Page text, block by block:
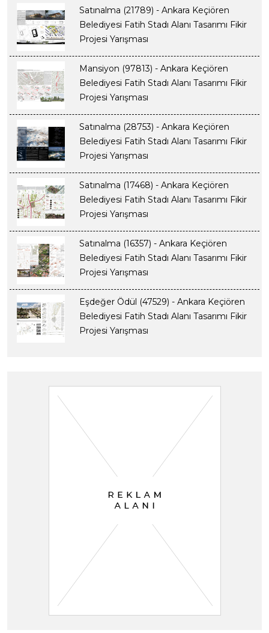
Satınalma (21789) - Ankara Keçiören
Belediyesi Fatih Stadı Alanı Tasarımı Fikir
Projesi Yarışması
Mansiyon (97813) - Ankara Keçiören
Belediyesi Fatih Stadı Alanı Tasarımı Fikir
Projesi Yarışması
Satınalma (28753) - Ankara Keçiören
Belediyesi Fatih Stadı Alanı Tasarımı Fikir
Projesi Yarışması
Satınalma (17468) - Ankara Keçiören
Belediyesi Fatih Stadı Alanı Tasarımı Fikir
Projesi Yarışması
Satınalma (16357) - Ankara Keçiören
Belediyesi Fatih Stadı Alanı Tasarımı Fikir
Projesi Yarışması
Eşdeğer Ödül (47529) - Ankara Keçiören
Belediyesi Fatih Stadı Alanı Tasarımı Fikir
Projesi Yarışması